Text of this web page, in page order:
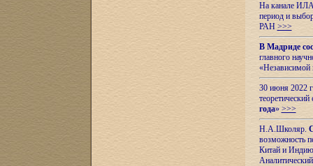
На канале
период и
РАН >>>
В Мадриде
главного
«Независимой
30 июня 2022
года» >>>
Н.А.Школяр.
возможность
Китай и